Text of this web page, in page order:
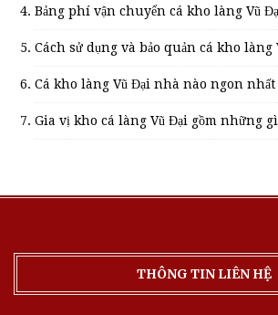
Bảng phí vận chuyển cá kho làng Vũ
Cách sử dụng và bảo quản cá kho làng
Cá kho làng Vũ Đại nhà nào ngon nhất
Gia vị kho cá làng Vũ Đại gồm những
THÔNG TIN LIÊN HỆ